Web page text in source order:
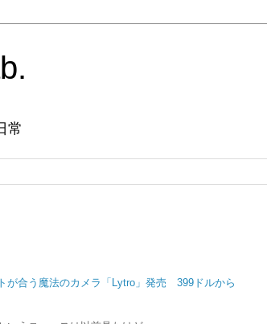
常
が合う魔法のカメラ「Lytro」発売 399ドルから